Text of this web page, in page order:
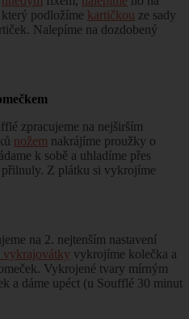
který podložíme kartičkou ze sady
Nalepíme na dozdobený
zpracujeme na nejširším
nožem nakrájíme proužky o
k sobě a uhladíme přes
Z plátku si vykrojíme
na 2. nejtenším nastavení
vykrajovátky vykrojíme kolečka a
Vykrojené tvary mírným
a dáme upéct (u Soufflé 30 minut